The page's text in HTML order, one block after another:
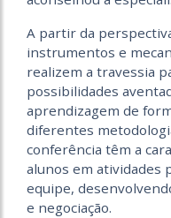
A partir da
instrumentos e
realizem a travessia
possibilidades
aprendizagem de
diferentes
conferência têm a
alunos em atividades
equipe,
e negociação.